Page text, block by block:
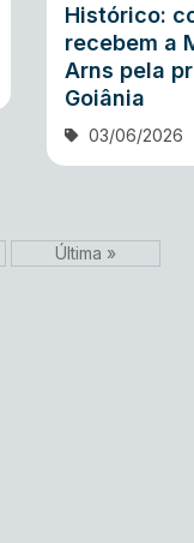
Histórico:
recebem a
Arns pela
Goiânia
03/06/2026
Última »